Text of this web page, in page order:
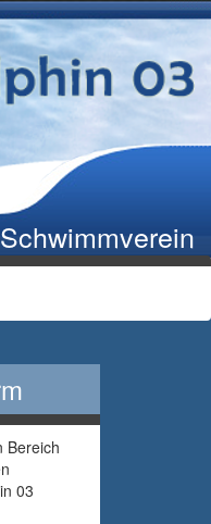
Bereich
03